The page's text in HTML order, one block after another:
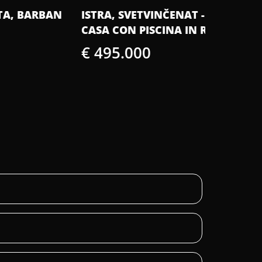
SVETVINČENAT - INCANTEVOLE
CON PISCINA IN RESORT CHIUSO